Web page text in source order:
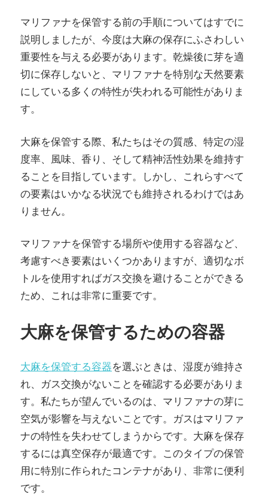
マリファナを保管する前の手順についてはすでに
説明しましたが、今度は大麻の保存にふさわしい
重要性を与える必要があります。乾燥後に芽を適
切に保存しないと、マリファナを特別な天然要素
にしている多くの特性が失われる可能性がありま
す。
大麻を保管する際、私たちはその質感、特定の湿
度率、風味、香り、そして精神活性効果を維持す
ることを目指しています。しかし、これらすべて
の要素はいかなる状況でも維持されるわけではあ
りません。
マリファナを保管する場所や使用する容器など、
考慮すべき要素はいくつかありますが、適切なボ
トルを使用すればガス交換を避けることができる
ため、これは非常に重要です。
大麻を保管するための容器
大麻を保管する容器を選ぶときは、湿度が維持さ
れ、ガス交換がないことを確認する必要がありま
す。私たちが望んでいるのは、マリファナの芽に
空気が影響を与えないことです。ガスはマリファ
ナの特性を失わせてしまうからです。大麻を保存
するには真空保存が最適です。このタイプの保管
用に特別に作られたコンテナがあり、非常に便利
です。